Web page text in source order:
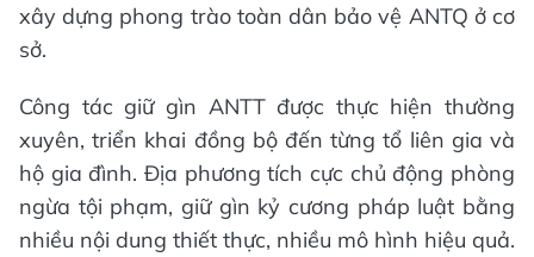
xây dựng phong trào toàn dân bảo vệ ANTQ ở cơ
sở.
Công tác giữ gìn ANTT được thực hiện thường
xuyên, triển khai đồng bộ đến từng tổ liên gia và
hộ gia đình. Địa phương tích cực chủ động phòng
ngừa tội phạm, giữ gìn kỷ cương pháp luật bằng
nhiều nội dung thiết thực, nhiều mô hình hiệu quả.